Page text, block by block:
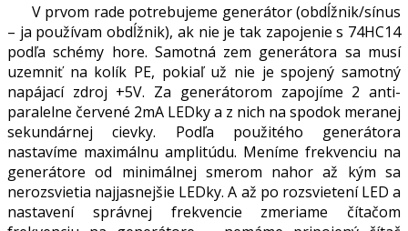
V prvom rade potrebujeme generátor (obdĺžnik/sínus
– ja používam obdĺžnik), ak nie je tak zapojenie s 74HC14
podľa schémy hore. Samotná zem generátora sa musí
uzemniť na kolík PE, pokiaľ už nie je spojený samotný
napájací zdroj +5V. Za generátorom zapojíme 2 anti-
paralelne červené 2mA LEDky a z nich na spodok meranej
sekundárnej cievky. Podľa použitého generátora
nastavíme maximálnu amplitúdu. Meníme frekvenciu na
generátore od minimálnej smerom nahor až kým sa
nerozsvietia najjasnejšie LEDky. A až po rozsvietení LED a
nastavení správnej frekvencie zmeriame čítačom